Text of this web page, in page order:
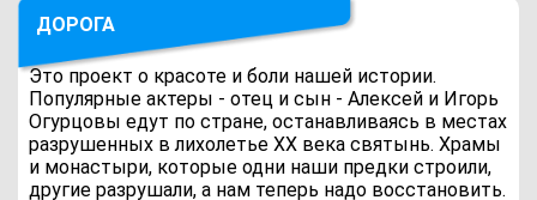
ДОРОГА
Это проект о красоте и боли нашей истории.
Популярные актеры - отец и сын - Алексей и Игорь
Огурцовы едут по стране, останавливаясь в местах
разрушенных в лихолетье ХХ века святынь. Храмы
и монастыри, которые одни наши предки строили,
другие разрушали, а нам теперь надо восстановить.